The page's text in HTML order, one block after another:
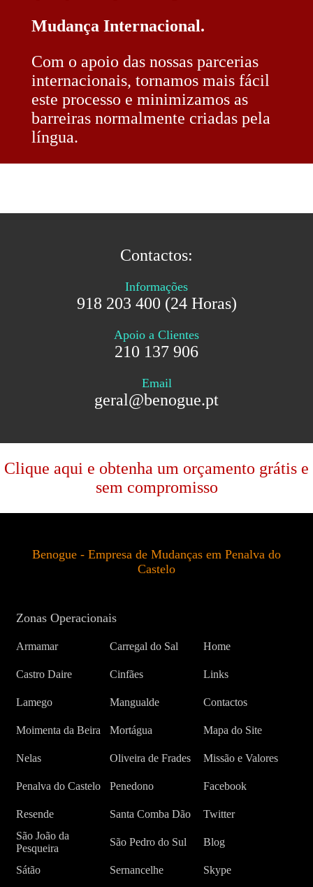
Mudança Internacional.
Com o apoio das nossas parcerias
internacionais, tornamos mais fácil
este processo e minimizamos as
barreiras normalmente criadas pela
língua.
Contactos:
Informações
918 203 400 (24 Horas)
Apoio a Clientes
210 137 906
Email
geral@benogue.pt
Clique aqui e obtenha um orçamento grátis e
sem compromisso
Benogue - Empresa de Mudanças em Penalva do
Castelo
Zonas Operacionais
Armamar Carregal do Sal Home
Castro Daire Cinfães Links
Lamego Mangualde Contactos
Moimenta da Beira Mortágua Mapa do Site
Nelas Oliveira de Frades Missão e Valores
Penalva do Castelo Penedono Facebook
Resende Santa Comba Dão
Twitter
São João da
Pesqueira
São Pedro do Sul Blog
Sátão Sernancelhe Skype